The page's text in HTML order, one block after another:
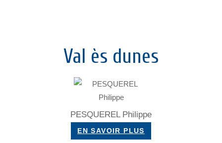
Val ès dunes
PESQUEREL Philippe
EN SAVOIR PLUS